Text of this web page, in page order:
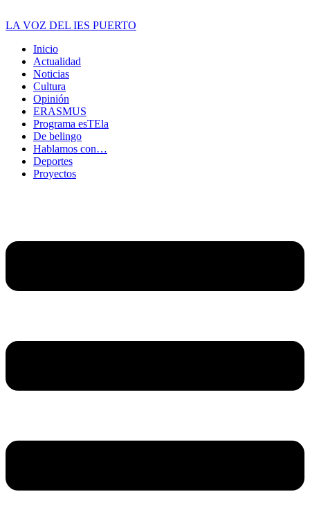
LA VOZ DEL IES PUERTO
Inicio
Actualidad
Noticias
Cultura
Opinión
ERASMUS
Programa esTEla
De belingo
Hablamos con…
Deportes
Proyectos